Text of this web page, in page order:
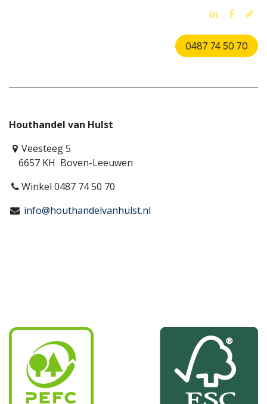
0487 74 50 70
Houthandel van Hulst
Veesteeg 5
6657 KH Boven-Leeuwen
Winkel 0487 74 50 70
info@houthandelvanhulst.nl